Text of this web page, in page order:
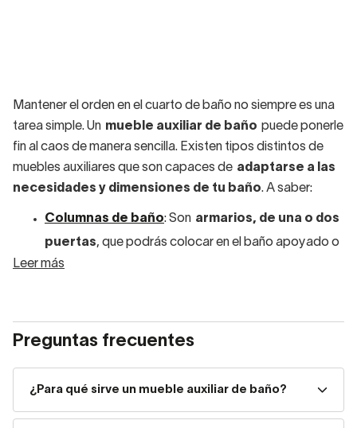
Mantener el orden en el cuarto de baño no siempre es una
tarea simple. Un mueble auxiliar de baño puede ponerle
fin al caos de manera sencilla. Existen tipos distintos de
muebles auxiliares que son capaces de adaptarse a las
necesidades y dimensiones de tu baño. A saber:
Columnas de baño: Son armarios, de una o dos
puertas, que podrás colocar en el baño apoyado o
suspendido. Existen modelos que combinan puertas
desde 40 cm de alto.
más amplios. Las hay apoyadas al suelo o
suspendidas. Para mayor comodidad, hay modelos
Leer más
Preguntas frecuentes
¿Para qué sirve un mueble auxiliar de baño?